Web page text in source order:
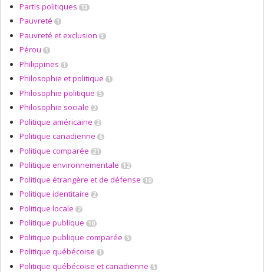
Partis politiques 13
Pauvreté 1
Pauvreté et exclusion 3
Pérou 1
Philippines 1
Philosophie et politique 1
Philosophie politique 5
Philosophie sociale 2
Politique américaine 2
Politique canadienne 6
Politique comparée 21
Politique environnementale 12
Politique étrangère et de défense 10
Politique identitaire 2
Politique locale 2
Politique publique 10
Politique publique comparée 5
Politique québécoise 1
Politique québécoise et canadienne 5